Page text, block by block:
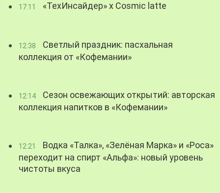
17:11 «ТехИнсайдер» х Cosmic latte
12:38
Светлый праздник: пасхальная
коллекция от «Кофемании»
12:14
Сезон освежающих открытий: авторская
коллекция напитков в «Кофемании»
12:21
Водка «Талка», «Зелёная Марка» и «Роса»
переходит на спирт «Альфа»: новый уровень
чистоты вкуса